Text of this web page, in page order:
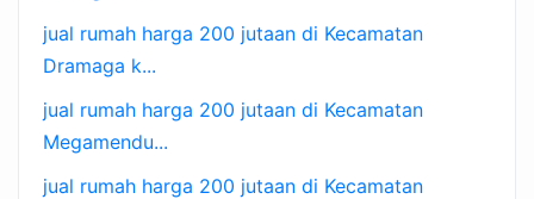
jual rumah harga 200 jutaan di Kecamatan
Dramaga k...
jual rumah harga 200 jutaan di Kecamatan
Megamendu...
jual rumah harga 200 jutaan di Kecamatan